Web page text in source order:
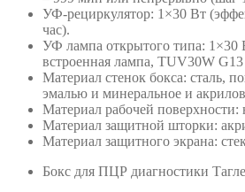
УФ-рециркулятор: 1×30 Вт
час).
УФ лампа открытого типа: 1×30
встроенная лампа, TUV30W
Материал стенок бокса: сталь,
эмалью и минеральное и
Материал рабочей поверхности:
Материал защитной шторки:
Материал защитного экрана:
Бокс для ПЦР диагностики